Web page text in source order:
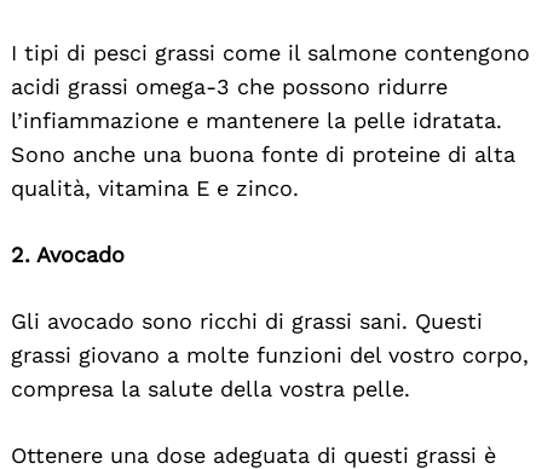
I tipi di pesci grassi come il salmone contengono
acidi grassi omega-3 che possono ridurre
l’infiammazione e mantenere la pelle idratata.
Sono anche una buona fonte di proteine di alta
qualità, vitamina E e zinco.
2. Avocado
Gli avocado sono ricchi di grassi sani. Questi
grassi giovano a molte funzioni del vostro corpo,
compresa la salute della vostra pelle.
Ottenere una dose adeguata di questi grassi è